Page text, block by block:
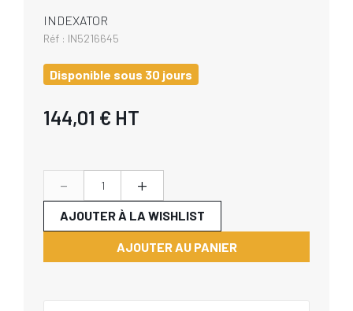
INDEXATOR
Réf : IN5216645
Disponible sous 30 jours
144,01 € HT
- +
AJOUTER AU PANIER
AJOUTER À LA WISHLIST